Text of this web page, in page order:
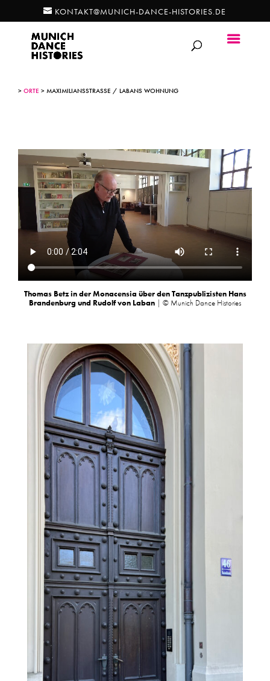
KONTAKT@MUNICH-DANCE-HISTORIES.DE
> ORTE > MAXIMILIANSSTRASSE / LABANS WOHNUNG
Thomas Betz in der Monacensia über den Tanzpublizisten Hans
Brandenburg und Rudolf von Laban | © Munich Dance Histories